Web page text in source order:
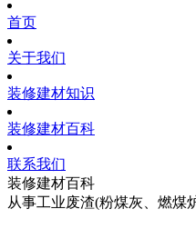
首页
关于我们
装修建材知识
装修建材百科
联系我们
装修建材百科
从事工业废渣(粉煤灰、燃煤